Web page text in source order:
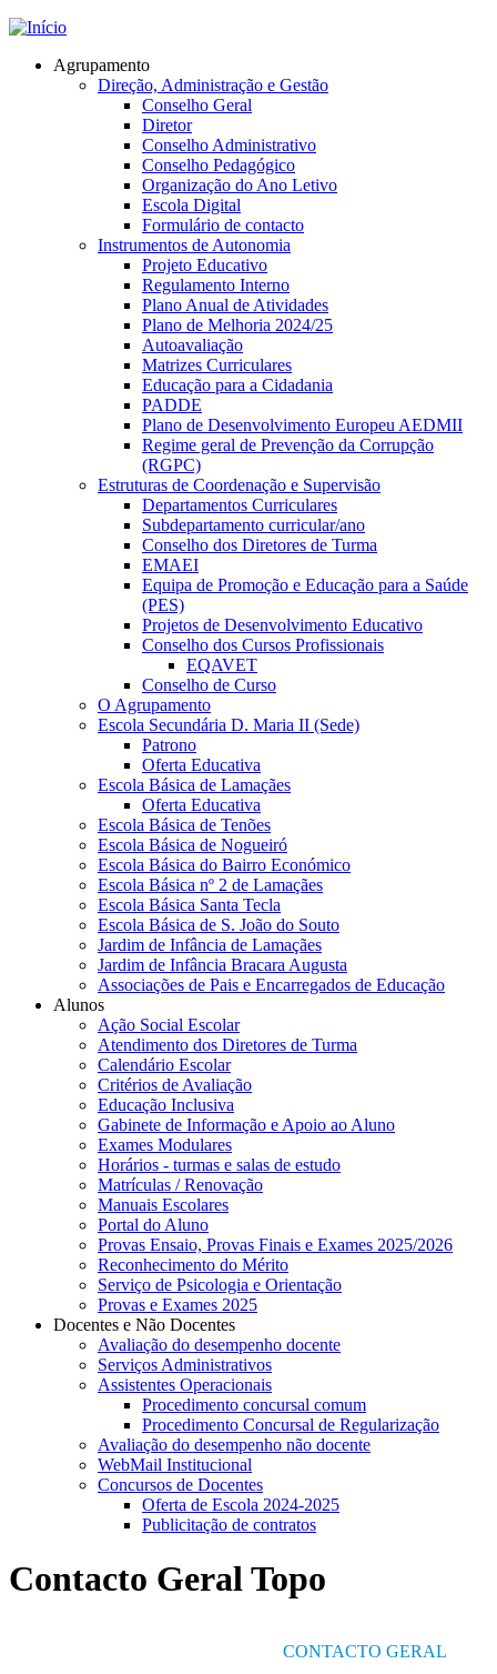
Jump to navigation
Agrupamento
Direção, Administração e Gestão
Conselho Geral
Diretor
Conselho Administrativo
Conselho Pedagógico
Organização do Ano Letivo
Escola Digital
Formulário de contacto
Instrumentos de Autonomia
Projeto Educativo
Regulamento Interno
Plano Anual de Atividades
Plano de Melhoria 2024/25
Autoavaliação
Matrizes Curriculares
Educação para a Cidadania
PADDE
Plano de Desenvolvimento Europeu AEDMII
Regime geral de Prevenção da Corrupção
(RGPC)
Estruturas de Coordenação e Supervisão
Departamentos Curriculares
Subdepartamento curricular/ano
Conselho dos Diretores de Turma
EMAEI
Equipa de Promoção e Educação para a Saúde
(PES)
Projetos de Desenvolvimento Educativo
Conselho dos Cursos Profissionais
EQAVET
Conselho de Curso
O Agrupamento
Escola Secundária D. Maria II (Sede)
Patrono
Oferta Educativa
Escola Básica de Lamaçães
Oferta Educativa
Escola Básica de Tenões
Escola Básica de Nogueiró
Escola Básica do Bairro Económico
Escola Básica nº 2 de Lamaçães
Escola Básica Santa Tecla
Escola Básica de S. João do Souto
Jardim de Infância de Lamaçães
Jardim de Infância Bracara Augusta
Associações de Pais e Encarregados de Educação
Alunos
Ação Social Escolar
Atendimento dos Diretores de Turma
Calendário Escolar
Critérios de Avaliação
Educação Inclusiva
Gabinete de Informação e Apoio ao Aluno
Exames Modulares
Horários - turmas e salas de estudo
Matrículas / Renovação
Manuais Escolares
Portal do Aluno
Provas Ensaio, Provas Finais e Exames 2025/2026
Reconhecimento do Mérito
Serviço de Psicologia e Orientação
Provas e Exames 2025
Docentes e Não Docentes
Avaliação do desempenho docente
Serviços Administrativos
Assistentes Operacionais
Procedimento concursal comum
Procedimento Concursal de Regularização
Avaliação do desempenho não docente
WebMail Institucional
Concursos de Docentes
Oferta de Escola 2024-2025
Publicitação de contratos
Contacto Geral Topo
CONTACTO GERAL